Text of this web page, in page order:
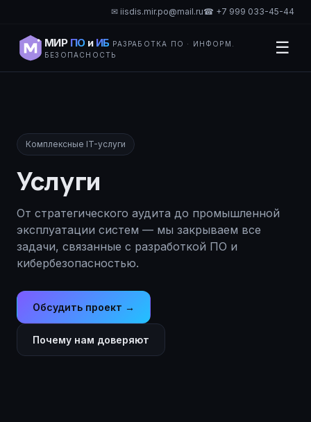
✉ iisdis.mir.po@mail.ru☎ +7 999 033-45-44
МИР ПО и ИБ РАЗРАБОТКА ПО · ИНФОРМ.
БЕЗОПАСНОСТЬ
☰
Комплексные IT-услуги
Услуги
От стратегического аудита до промышленной
эксплуатации систем — мы закрываем все
задачи, связанные с разработкой ПО и
кибербезопасностью.
Обсудить проект →
Почему нам доверяют